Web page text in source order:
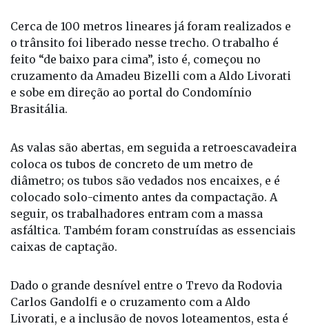
Cerca de 100 metros lineares já foram realizados e
o trânsito foi liberado nesse trecho. O trabalho é
feito “de baixo para cima”, isto é, começou no
cruzamento da Amadeu Bizelli com a Aldo Livorati
e sobe em direção ao portal do Condomínio
Brasitália.
As valas são abertas, em seguida a retroescavadeira
coloca os tubos de concreto de um metro de
diâmetro; os tubos são vedados nos encaixes, e é
colocado solo-cimento antes da compactação. A
seguir, os trabalhadores entram com a massa
asfáltica. Também foram construídas as essenciais
caixas de captação.
Dado o grande desnível entre o Trevo da Rodovia
Carlos Gandolfi e o cruzamento com a Aldo
Livorati, e a inclusão de novos loteamentos, esta é